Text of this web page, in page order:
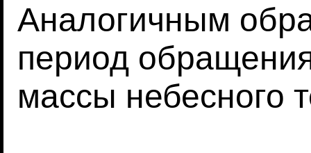
Аналогичным
период
массы небесного